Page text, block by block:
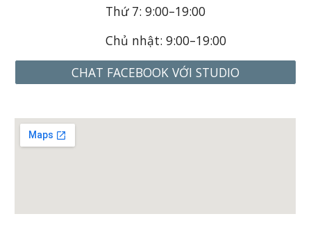
Thứ 7: 9:00–19:00
Chủ nhật: 9:00–19:00
CHAT FACEBOOK VỚI STUDIO